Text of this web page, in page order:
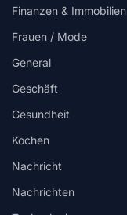
Finanzen & Immobilien
Frauen / Mode
General
Geschäft
Gesundheit
Kochen
Nachricht
Nachrichten